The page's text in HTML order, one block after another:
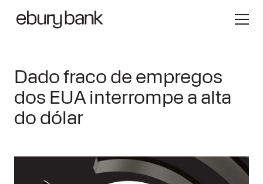
Dado fraco de empregos
dos EUA interrompe a alta
do dólar